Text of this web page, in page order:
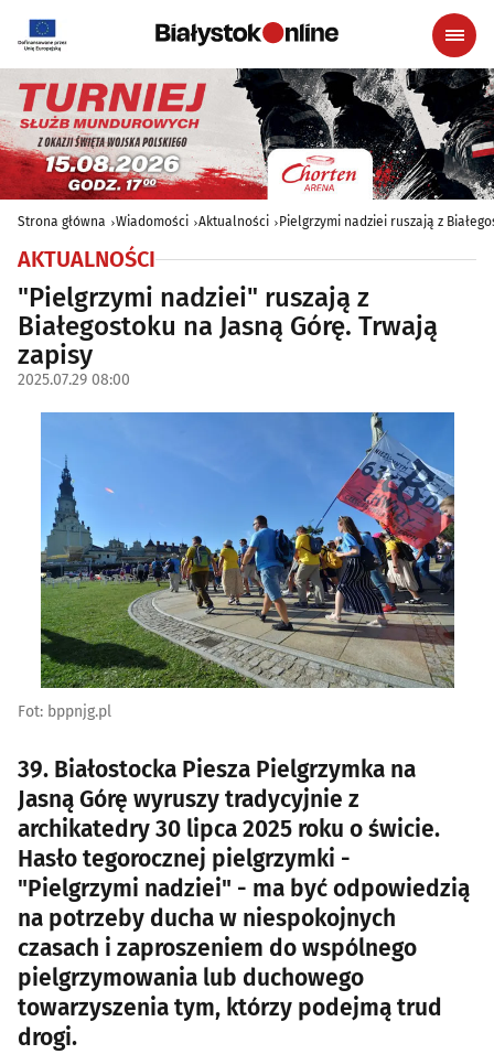
Strona główna Wiadomości Aktualności Pielgrzymi nadziei ruszają z
AKTUALNOŚCI
"Pielgrzymi nadziei" ruszają z
Białegostoku na Jasną Górę. Trwają
zapisy
2025.07.29 08:00
Fot: bppnjg.pl
39. Białostocka Piesza Pielgrzymka na
Jasną Górę wyruszy tradycyjnie z
archikatedry 30 lipca 2025 roku o świcie.
Hasło tegorocznej pielgrzymki -
"Pielgrzymi nadziei" - ma być odpowiedzią
na potrzeby ducha w niespokojnych
czasach i zaproszeniem do wspólnego
pielgrzymowania lub duchowego
towarzyszenia tym, którzy podejmą trud
drogi.